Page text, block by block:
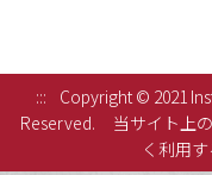
:::
Copyright © 2021
Reserved.
当サイト上
く利用